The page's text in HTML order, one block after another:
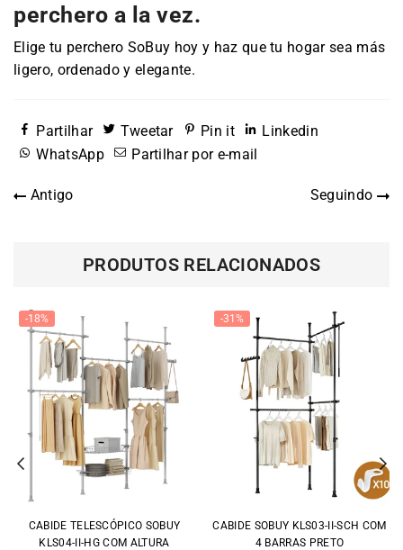
perchero a la vez.
Elige tu perchero SoBuy hoy y haz que tu hogar sea más
ligero, ordenado y elegante.
Partilhar Tweetar Pin it
Linkedin
WhatsApp
Partilhar por e-mail
Antigo Seguindo
PRODUTOS RELACIONADOS
Previous
-18%
CABIDE TELESCÓPICO SOBUY
KLS04-II-HG COM ALTURA
-31%
CABIDE SOBUY KLS03-II-SCH COM
4 BARRAS PRETO